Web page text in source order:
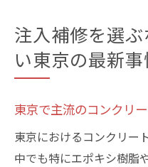
注入補修を選
い東京の最新
東京で主流のコンクリ
東京におけるコンクリー
中でも特にエポキシ樹脂